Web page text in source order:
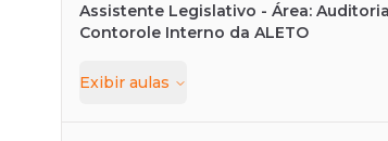
Assistente Legislativo - Área:
Contorole Interno da ALETO
Exibir aulas